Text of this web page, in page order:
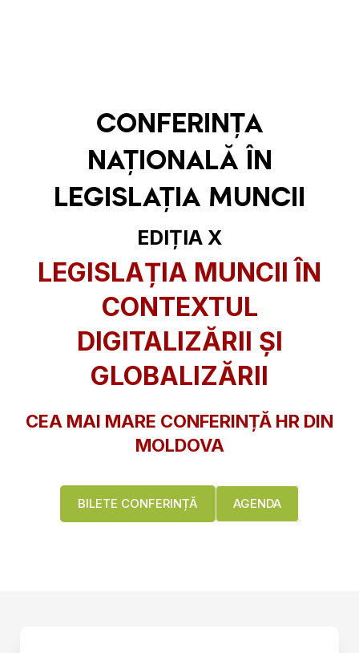
CONFERINȚA
NAȚIONALĂ ÎN
LEGISLAȚIA MUNCII
EDIȚIA X
LEGISLAȚIA MUNCII ÎN
CONTEXTUL
DIGITALIZĂRII ȘI
GLOBALIZĂRII
CEA MAI MARE CONFERINȚĂ HR DIN
MOLDOVA
BILETE CONFERINȚĂ AGENDA